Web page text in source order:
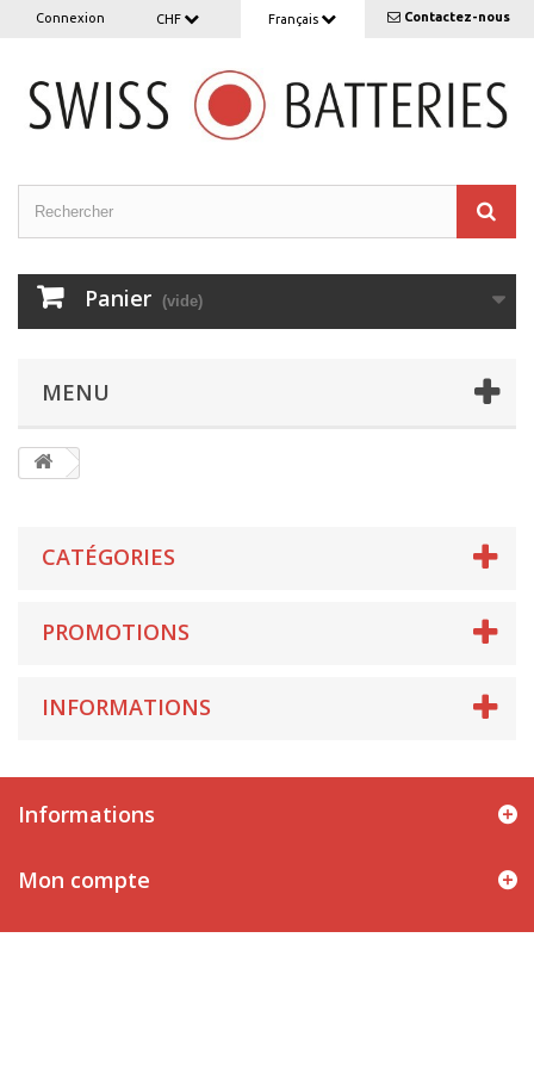
Contactez-nous
Français
CHF
Connexion
Panier (vide)
MENU
CATÉGORIES
PROMOTIONS
INFORMATIONS
Informations
Mon compte